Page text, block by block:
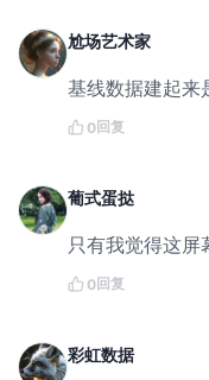
尬场艺术家
基线数据建起来
0回复
葡式蛋挞
只有我觉得这
0回复
彩虹数据